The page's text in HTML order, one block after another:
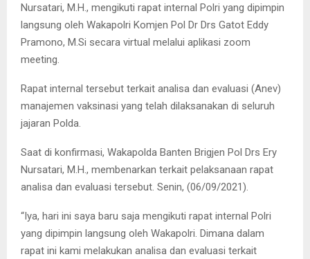
Nursatari, M.H., mengikuti rapat internal Polri yang dipimpin
langsung oleh Wakapolri Komjen Pol Dr Drs Gatot Eddy
Pramono, M.Si secara virtual melalui aplikasi zoom
meeting.
Rapat internal tersebut terkait analisa dan evaluasi (Anev)
manajemen vaksinasi yang telah dilaksanakan di seluruh
jajaran Polda.
Saat di konfirmasi, Wakapolda Banten Brigjen Pol Drs Ery
Nursatari, M.H., membenarkan terkait pelaksanaan rapat
analisa dan evaluasi tersebut. Senin, (06/09/2021).
“Iya, hari ini saya baru saja mengikuti rapat internal Polri
yang dipimpin langsung oleh Wakapolri. Dimana dalam
rapat ini kami melakukan analisa dan evaluasi terkait